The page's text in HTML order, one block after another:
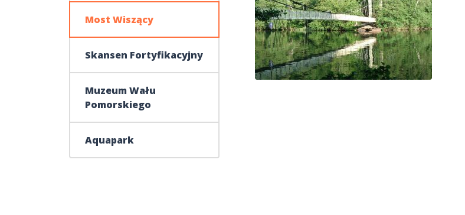
Most Wiszący
Skansen Fortyfikacyjny
Muzeum Wału
Pomorskiego
Aquapark